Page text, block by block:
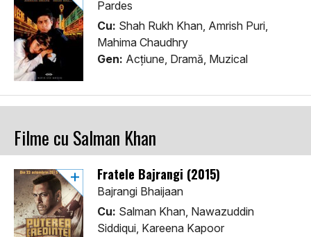
Pardes
Cu: Shah Rukh Khan, Amrish Puri,
Mahima Chaudhry
Gen: Acţiune, Dramă, Muzical
Filme cu Salman Khan
Fratele Bajrangi (2015)
Bajrangi Bhaijaan
Cu: Salman Khan, Nawazuddin
Siddiqui, Kareena Kapoor